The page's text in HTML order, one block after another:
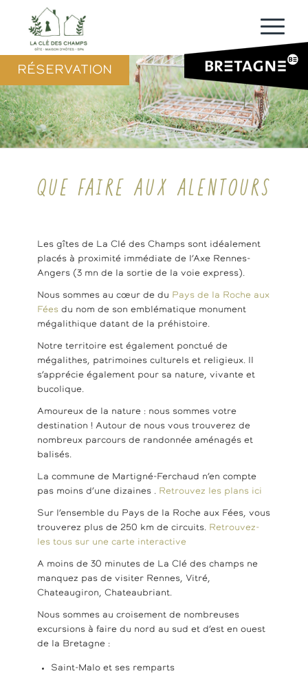
RÉSERVATION
QUE FAIRE AUX ALENTOURS
Les gîtes de La Clé des Champs sont idéalement
placés à proximité immédiate de l’Axe Rennes-
Angers (3 mn de la sortie de la voie express).
Nous sommes au cœur de du Pays de la Roche aux
Féesdu nom de son emblématique monument
mégalithique datant de la préhistoire.
Notre territoire est également ponctué de
mégalithes, patrimoines culturels et religieux. Il
s’apprécie également pour sa nature, vivante et
bucolique.
Amoureux de la nature : nous sommes votre
destination ! Autour de nous vous trouverez de
nombreux parcours de randonnée aménagés et
balisés.
La commune de Martigné-Ferchaud n’en compte
pas moins d’une dizaines . Retrouvez les plans ici
Sur l’ensemble du Pays de la Roche aux Fées, vous
trouverez plus de 250 km de circuits. Retrouvez-
les tous sur une carte interactive
A moins de 30 minutes de La Clé des champs ne
manquez pas de visiter Rennes, Vitré,
Chateaugiron, Chateaubriant.
Nous sommes au croisement de nombreuses
excursions à faire du nord au sud et d’est en ouest
de la Bretagne :
Saint-Malo et ses remparts